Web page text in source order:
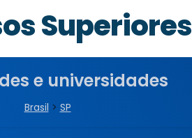
Superiores
e universidades
Brasil > SP